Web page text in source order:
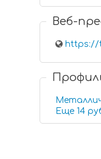
Веб-
https://
Еще